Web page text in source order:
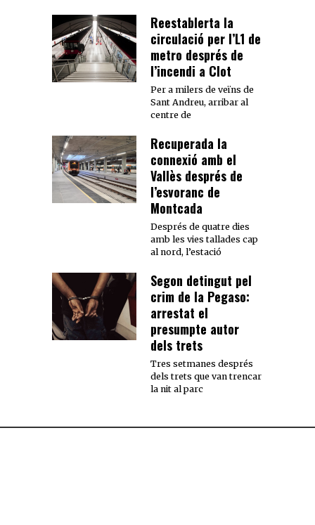
Reestablerta la
circulació per l’L1 de
metro després de
l’incendi a Clot
Per a milers de veïns de
Sant Andreu, arribar al
centre de
Recuperada la
connexió amb el
Vallès després de
l’esvoranc de
Montcada
Després de quatre dies
amb les vies tallades cap
al nord, l’estació
Segon detingut pel
crim de la Pegaso:
arrestat el
presumpte autor
dels trets
Tres setmanes després
dels trets que van trencar
la nit al parc